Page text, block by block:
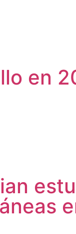
en